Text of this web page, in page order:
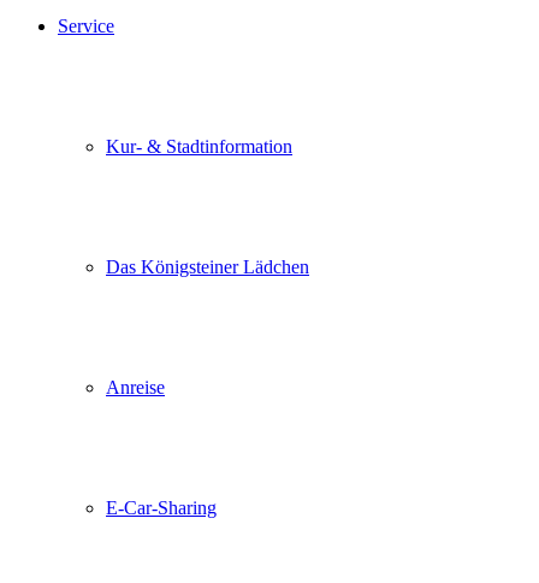
Service
Kur- & Stadtinformation
Das Königsteiner Lädchen
Anreise
E-Car-Sharing